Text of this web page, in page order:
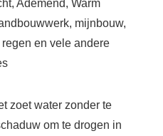
Ademend, Warm
mijnbouw,
en vele andere
zoet water zonder te
om te drogen in